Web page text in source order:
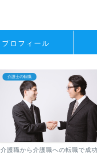
プロフィール
介護士の転職
介護職から介護職への転職で成